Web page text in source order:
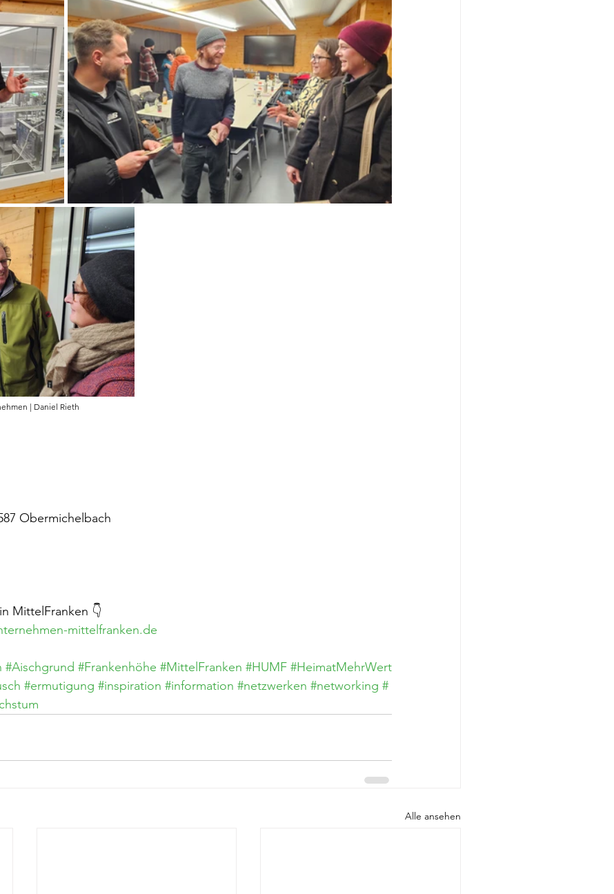
| Daniel Rieth
Obermichelbach
MittelFranken 👇
mittelfranken.de
#Aischgrund #Frankenhöhe #MittelFranken #HUMF #HeimatMehrWert
#ermutigung #inspiration #information #netzwerken #networking #
Alle ansehen